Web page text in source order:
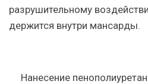
разрушительному
держится внутри мансарды.
Нанесение